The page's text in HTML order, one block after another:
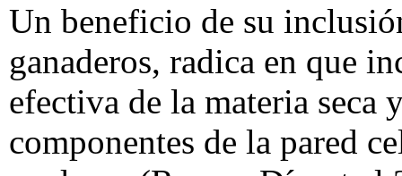
Un beneficio de su
ganaderos, radica en que
efectiva de la materia
componentes de la pared